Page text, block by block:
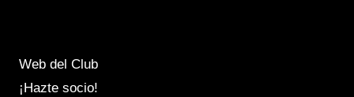
Web del Club
¡Hazte socio!